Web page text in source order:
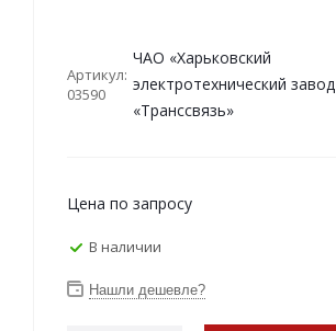
Артикул:
03590
ЧАО «Харьковский
электротехнический завод
«Транссвязь»
Цена по запросу
В наличии
Нашли дешевле?